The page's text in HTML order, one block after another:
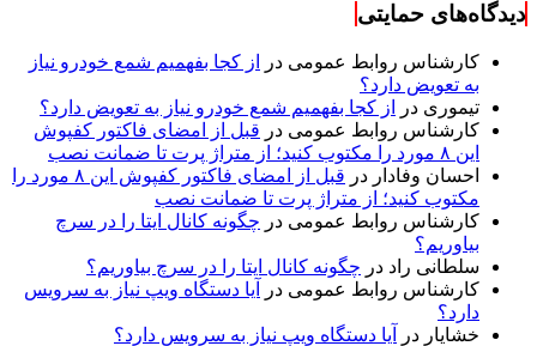
دیدگاه‌های حمایتی
کارشناس روابط عمومی در
از کجا بفهمیم شمع خودرو نیاز
به تعویض دارد؟
تیموری در
از کجا بفهمیم شمع خودرو نیاز به تعویض دارد؟
کارشناس روابط عمومی در قبل از امضای فاکتور کفپوش
این ۸ مورد را مکتوب کنید؛ از متراژ پرت تا ضمانت نصب
احسان وفادار در
قبل از امضای فاکتور کفپوش این ۸ مورد را
مکتوب کنید؛ از متراژ پرت تا ضمانت نصب
کارشناس روابط عمومی در چگونه کانال ایتا را در سرچ
بیاوریم؟
سلطانی راد در چگونه کانال ایتا را در سرچ بیاوریم؟
کارشناس روابط عمومی در
آیا دستگاه ویپ نیاز به سرویس
دارد؟
خشایار در آیا دستگاه ویپ نیاز به سرویس دارد؟